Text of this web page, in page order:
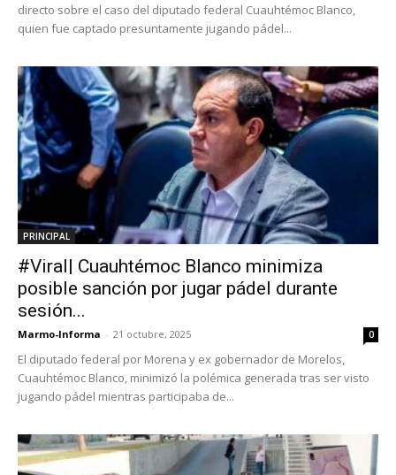
directo sobre el caso del diputado federal Cuauhtémoc Blanco,
quien fue captado presuntamente jugando pádel...
PRINCIPAL
#Viral| Cuauhtémoc Blanco minimiza
posible sanción por jugar pádel durante
sesión...
Marmo-Informa - 21 octubre, 2025 0
El diputado federal por Morena y ex gobernador de Morelos,
Cuauhtémoc Blanco, minimizó la polémica generada tras ser visto
jugando pádel mientras participaba de...